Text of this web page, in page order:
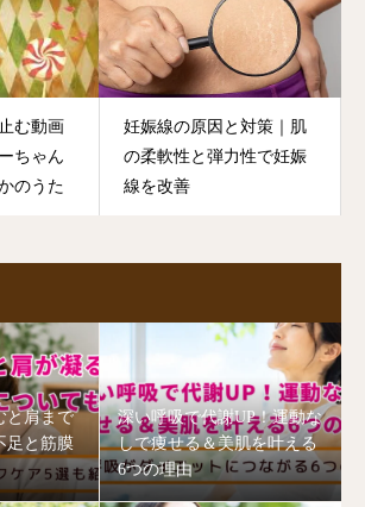
む動画
ちゃん
のうた
妊娠線の原因と対策｜肌
の柔軟性と弾力性で妊娠
線を改善
と肩まで
足と筋膜
深い呼吸で代謝UP！運動な
しで痩せる＆美肌を叶える
6つの理由